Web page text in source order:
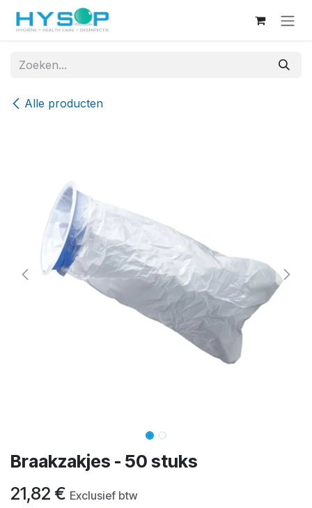
Overslaan naar inhoud
Alle producten
Braakzakjes - 50 stuks
21,82 € Exclusief btw